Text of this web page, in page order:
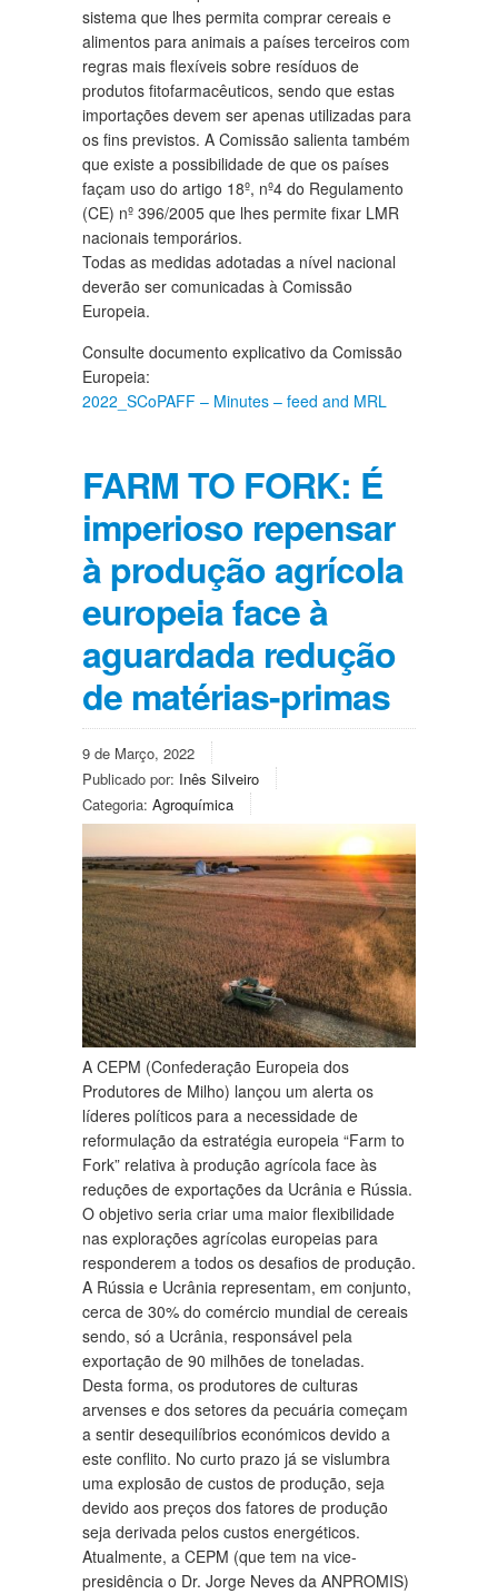
sistema que lhes permita comprar cereais e
alimentos para animais a países terceiros com
regras mais flexíveis sobre resíduos de
produtos fitofarmacêuticos, sendo que estas
importações devem ser apenas utilizadas para
os fins previstos. A Comissão salienta também
que existe a possibilidade de que os países
façam uso do artigo 18º, nº4 do Regulamento
(CE) nº 396/2005 que lhes permite fixar LMR
nacionais temporários.
Todas as medidas adotadas a nível nacional
deverão ser comunicadas à Comissão
Europeia.
Consulte documento explicativo da Comissão
Europeia:
2022_SCoPAFF – Minutes – feed and MRL
FARM TO FORK: É
imperioso repensar
à produção agrícola
europeia face à
aguardada redução
de matérias-primas
9 de Março, 2022
Publicado por: Inês Silveiro
Categoria: Agroquímica
A CEPM (Confederação Europeia dos
Produtores de Milho) lançou um alerta os
líderes políticos para a necessidade de
reformulação da estratégia europeia “Farm to
Fork” relativa à produção agrícola face às
reduções de exportações da Ucrânia e Rússia.
O objetivo seria criar uma maior flexibilidade
nas explorações agrícolas europeias para
responderem a todos os desafios de produção.
A Rússia e Ucrânia representam, em conjunto,
cerca de 30% do comércio mundial de cereais
sendo, só a Ucrânia, responsável pela
exportação de 90 milhões de toneladas.
Desta forma, os produtores de culturas
arvenses e dos setores da pecuária começam
a sentir desequilíbrios económicos devido a
este conflito. No curto prazo já se vislumbra
uma explosão de custos de produção, seja
devido aos preços dos fatores de produção
seja derivada pelos custos energéticos.
Atualmente, a CEPM (que tem na vice-
presidência o Dr. Jorge Neves da ANPROMIS)